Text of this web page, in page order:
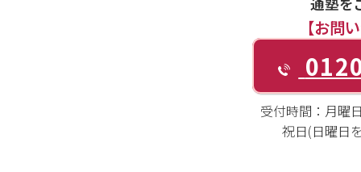
【お問
受付時間： 月曜
祝日(日曜日